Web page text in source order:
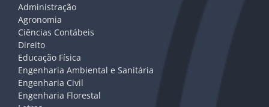
Administração
Agronomia
Ciências Contábeis
Direito
Educação Física
Engenharia Ambiental e Sanitária
Engenharia Civil
Engenharia Florestal